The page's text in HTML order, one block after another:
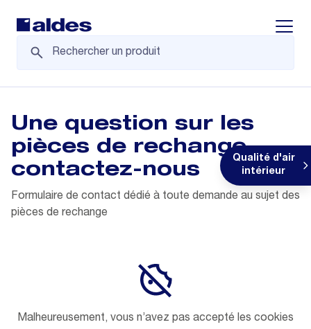
Qualité d'air
intérieur
Une question sur les
pièces de rechange,
contactez-nous
Formulaire de contact dédié à toute demande au sujet des
pièces de rechange
Malheureusement, vous n’avez pas accepté les cookies